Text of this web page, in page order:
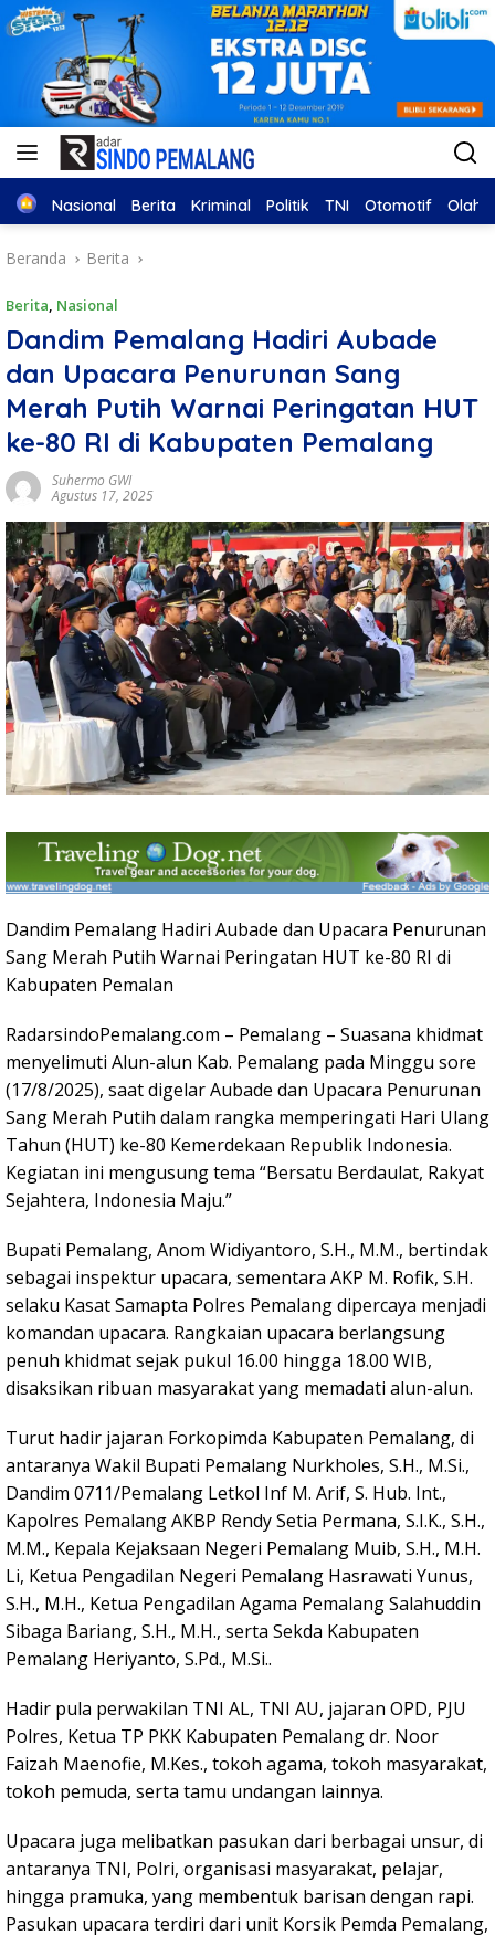
Home
Nasional Berita Kriminal Politik TNI Otomotif
Beranda Berita
Berita, Nasional
Dandim Pemalang Hadiri Aubade
dan Upacara Penurunan Sang
Merah Putih Warnai Peringatan HUT
ke-80 RI di Kabupaten Pemalang
Suhermo GWI
Agustus 17, 2025
Dandim Pemalang Hadiri Aubade dan Upacara Penurunan
Sang Merah Putih Warnai Peringatan HUT ke-80 RI di
Kabupaten Pemalan
RadarsindoPemalang.com – Pemalang – Suasana khidmat
menyelimuti Alun-alun Kab. Pemalang pada Minggu sore
(17/8/2025), saat digelar Aubade dan Upacara Penurunan
Sang Merah Putih dalam rangka memperingati Hari Ulang
Tahun (HUT) ke-80 Kemerdekaan Republik Indonesia.
Kegiatan ini mengusung tema “Bersatu Berdaulat, Rakyat
Sejahtera, Indonesia Maju.”
Bupati Pemalang, Anom Widiyantoro, S.H., M.M., bertindak
sebagai inspektur upacara, sementara AKP M. Rofik, S.H.
selaku Kasat Samapta Polres Pemalang dipercaya menjadi
komandan upacara. Rangkaian upacara berlangsung
penuh khidmat sejak pukul 16.00 hingga 18.00 WIB,
disaksikan ribuan masyarakat yang memadati alun-alun.
Turut hadir jajaran Forkopimda Kabupaten Pemalang, di
antaranya Wakil Bupati Pemalang Nurkholes, S.H., M.Si.,
Dandim 0711/Pemalang Letkol Inf M. Arif, S. Hub. Int.,
Kapolres Pemalang AKBP Rendy Setia Permana, S.I.K., S.H.,
M.M., Kepala Kejaksaan Negeri Pemalang Muib, S.H., M.H.
Li, Ketua Pengadilan Negeri Pemalang Hasrawati Yunus,
S.H., M.H., Ketua Pengadilan Agama Pemalang Salahuddin
Sibaga Bariang, S.H., M.H., serta Sekda Kabupaten
Pemalang Heriyanto, S.Pd., M.Si..
Hadir pula perwakilan TNI AL, TNI AU, jajaran OPD, PJU
Polres, Ketua TP PKK Kabupaten Pemalang dr. Noor
Faizah Maenofie, M.Kes., tokoh agama, tokoh masyarakat,
tokoh pemuda, serta tamu undangan lainnya.
Upacara juga melibatkan pasukan dari berbagai unsur, di
antaranya TNI, Polri, organisasi masyarakat, pelajar,
hingga pramuka, yang membentuk barisan dengan rapi.
Pasukan upacara terdiri dari unit Korsik Pemda Pemalang,